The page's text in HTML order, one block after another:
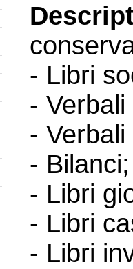
- Libri
-
-
- Bilanci;
- Libri
- Libri
- Libri